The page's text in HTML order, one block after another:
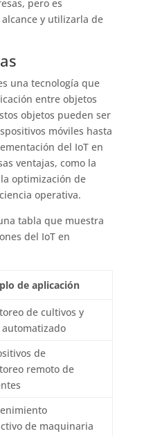
pero es
y utilizarla de
una tecnología que
entre objetos
objetos pueden ser
móviles hasta
del IoT en
ventajas, como la
optimización de
operativa.
tabla que muestra
del IoT en
de aplicación
de cultivos y
automatizado
de
remoto de
de maquinaria